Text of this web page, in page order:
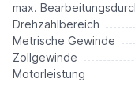
max.
Drehzahlbereich
Metrische Gewinde
Zollgewinde
Motorleistung